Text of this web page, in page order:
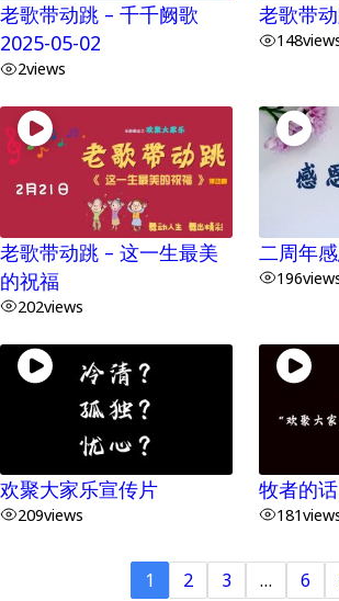
老歌带动跳 – 千千阙歌
2025-05-02
2views
老歌带
148
老歌带动跳 – 这一生最美
的祝福
202views
二周年
196
欢聚大家乐宣传片
209views
牧者的话
181
1 2 3 … 6